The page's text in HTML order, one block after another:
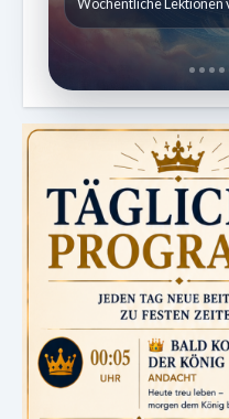
Sabbatliche Gedanken